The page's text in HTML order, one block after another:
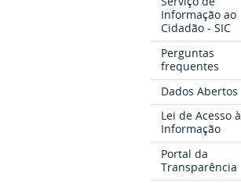
Informação ao
Cidadão - SIC
Perguntas
frequentes
Dados Abertos
Lei de Acesso à
Informação
Portal da
Transparência